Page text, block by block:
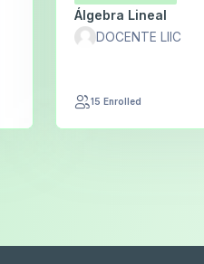
Álgebra Lineal
DOCENTE LIIC
15 Enrolled